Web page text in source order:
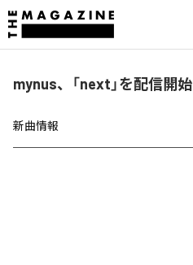
mynus、「next」を配信開始
新曲情報